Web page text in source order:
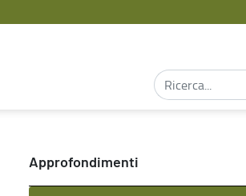
Approfondimenti